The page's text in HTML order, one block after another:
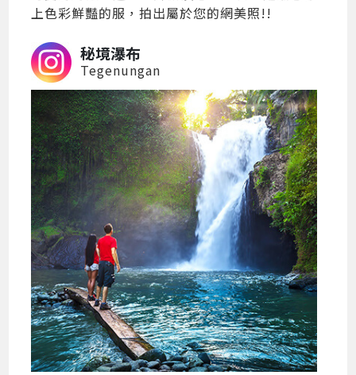
上色彩鮮豔的服，拍出屬於您的網美照!!
秘境瀑布
Tegenungan